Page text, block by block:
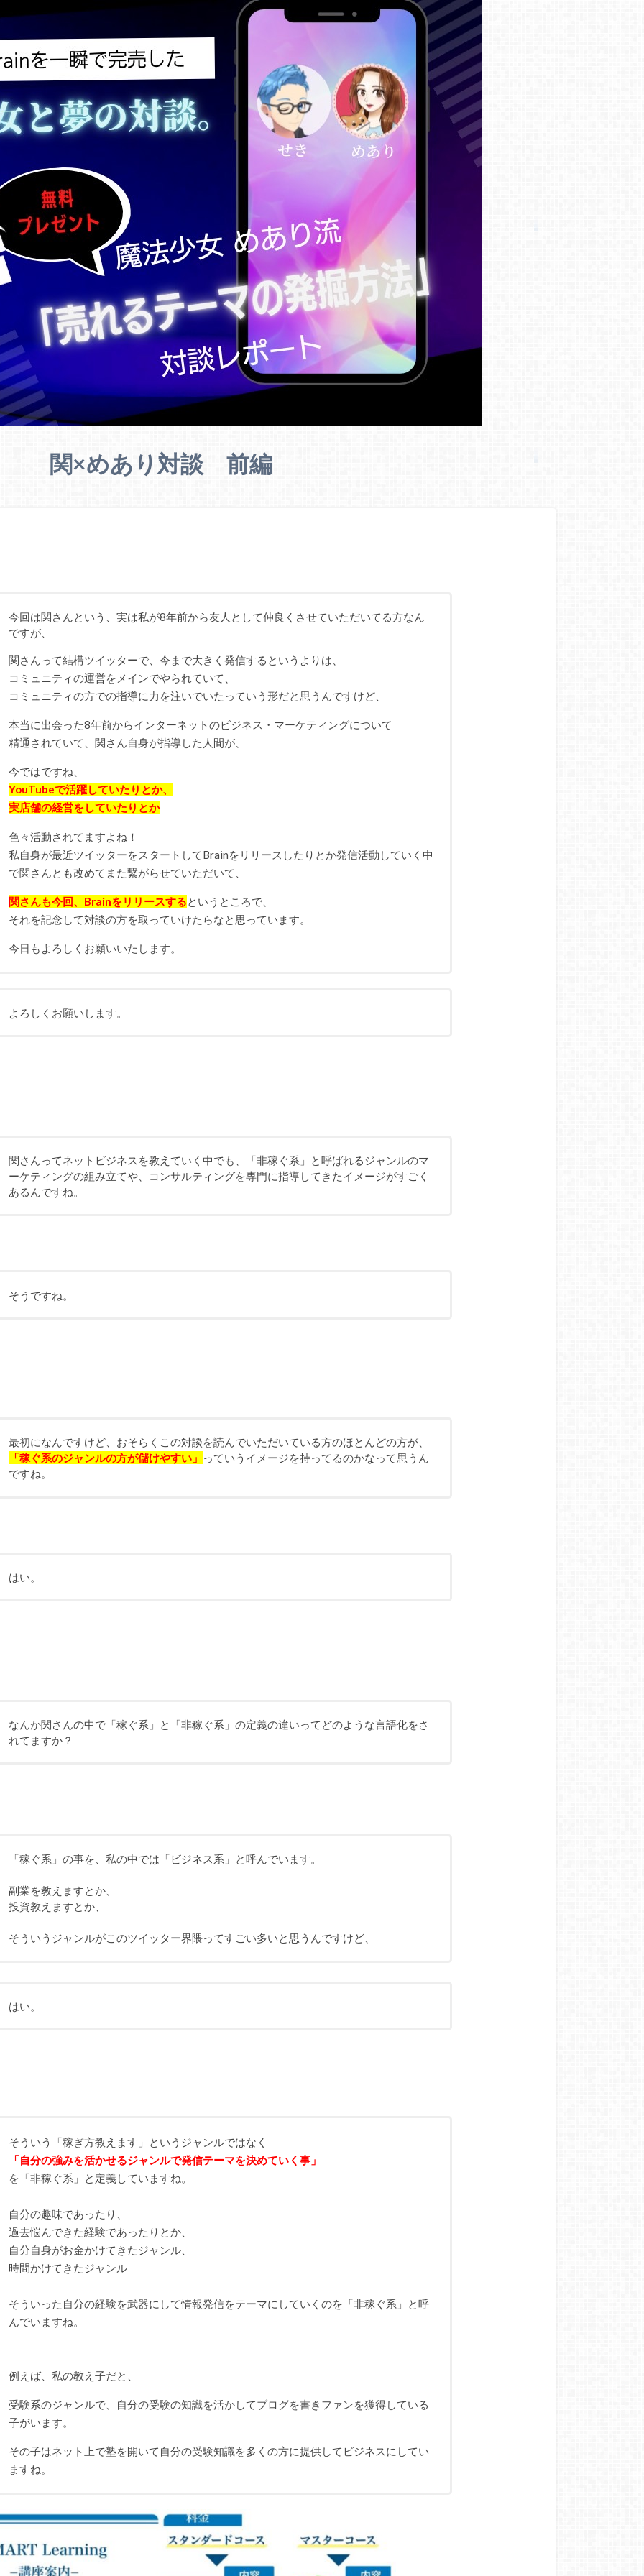
関×めあり対談 前編
今回は関さんという、実は私が8年前から友人として仲良くさせていただいてる方なん
ですが、
関さんって結構ツイッターで、今まで大きく発信するというよりは、
コミュニティの運営をメインでやられていて、
コミュニティの方での指導に力を注いでいたっていう形だと思うんですけど、
本当に出会った8年前からインターネットのビジネス・マーケティングについて
精通されていて、関さん自身が指導した人間が、
今ではですね、
YouTubeで活躍していたりとか、
実店舗の経営をしていたりとか
色々活動されてますよね！
私自身が最近ツイッターをスタートしてBrainをリリースしたりとか発信活動していく中
で関さんとも改めてまた繋がらせていただいて、
関さんも今回、Brainをリリースするというところで、
それを記念して対談の方を取っていけたらなと思っています。
今日もよろしくお願いいたします。
よろしくお願いします。
関さんってネットビジネスを教えていく中でも、「非稼ぐ系」と呼ばれるジャンルのマ
ーケティングの組み立てや、コンサルティングを専門に指導してきたイメージがすごく
あるんですね。
そうですね。
最初になんですけど、おそらくこの対談を読んでいただいている方のほとんどの方が、
「稼ぐ系のジャンルの方が儲けやすい」 っていうイメージを持ってるのかなって思うん
ですね。
はい。
なんか関さんの中で「稼ぐ系」と「非稼ぐ系」の定義の違いってどのような言語化をさ
れてますか？
「稼ぐ系」の事を、私の中では「ビジネス系」と呼んでいます。
副業を教えますとか、
投資教えますとか、
そういうジャンルがこのツイッター界隈ってすごい多いと思うんですけど、
はい。
そういう「稼ぎ方教えます」というジャンルではなく
「自分の強みを活かせるジャンルで発信テーマを決めていく事」
を「非稼ぐ系」と定義していますね。
自分の趣味であったり、
過去悩んできた経験であったりとか、
自分自身がお金かけてきたジャンル、
時間かけてきたジャンル
そういった自分の経験を武器にして情報発信をテーマにしていくのを「非稼ぐ系」と呼
んでいますね。
例えば、私の教え子だと、
受験系のジャンルで、自分の受験の知識を活かしてブログを書きファンを獲得している
子がいます。
その子はネット上で塾を開いて自分の受験知識を多くの方に提供してビジネスにしてい
ますね。